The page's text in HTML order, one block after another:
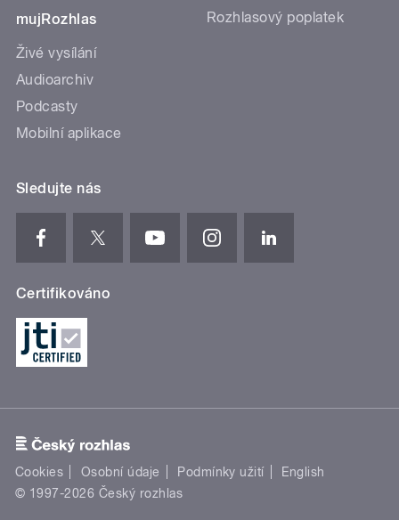
mujRozhlas
Živé vysílání
Audioarchiv
Podcasty
Mobilní aplikace
Rozhlasový poplatek
Sledujte nás
Certifikováno
Cookies Osobní údaje Podmínky užití
English
© 1997-2026 Český rozhlas